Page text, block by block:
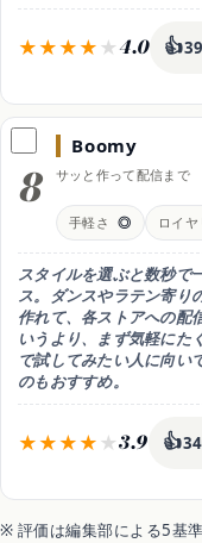
ラテンの素材をそろえて
4.0 👍
料金
無料(月25曲) / Creator
(年払い月32.49ドル)
無料枠
無料は月25曲までのダウ
くの書き出しはCreator(
Pro(月39ドル・年払い月
商用利用
可（有料プラン・ロイヤ
日本語
△ UIは英語中心
得意なこと
おすすめ用途
映像・配信で流しっぱな
8
Boomy
サッと作って配信まで
手軽さ ◎ ロイ
スタイルを選ぶと数秒で
ス。ダンスやラテン寄り
作れて、各ストアへの配
いうより、まず気軽にた
で試してみたい人に向い
のもおすすめ。
3.9 👍
料金
※ 評価は編集部による5基